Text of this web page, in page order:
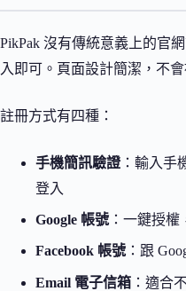
PikPak 沒有傳統意義上的官
入即可。頁面設計簡潔，不
註冊方式有四種：
手機簡訊驗證 ：輸入手
登入
Google 帳號：一鍵授權
Facebook 帳號：跟
Email 電子信箱 ：適合